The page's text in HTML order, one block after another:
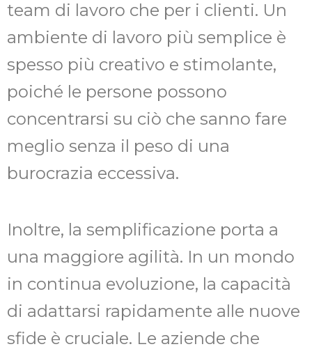
team di lavoro che per i clienti. Un
ambiente di lavoro più semplice è
spesso più creativo e stimolante,
poiché le persone possono
concentrarsi su ciò che sanno fare
meglio senza il peso di una
burocrazia eccessiva.
Inoltre, la semplificazione porta a
una maggiore agilità. In un mondo
in continua evoluzione, la capacità
di adattarsi rapidamente alle nuove
sfide è cruciale. Le aziende che